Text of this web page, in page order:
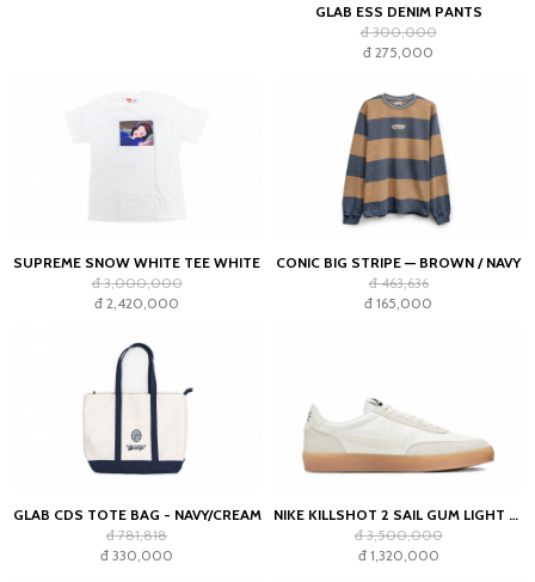
GLAB ESS DENIM PANTS
đ 300,000
đ 275,000
SUPREME SNOW WHITE TEE WHITE
đ 3,000,000
đ 2,420,000
CONIC BIG STRIPE — BROWN / NAVY
đ 463,636
đ 165,000
GLAB CDS TOTE BAG - NAVY/CREAM
đ 781,818
đ 330,000
NIKE KILLSHOT 2 SAIL GUM LIGHT OREWOOD BROWN (WOMEN'S)
đ 3,500,000
đ 1,320,000